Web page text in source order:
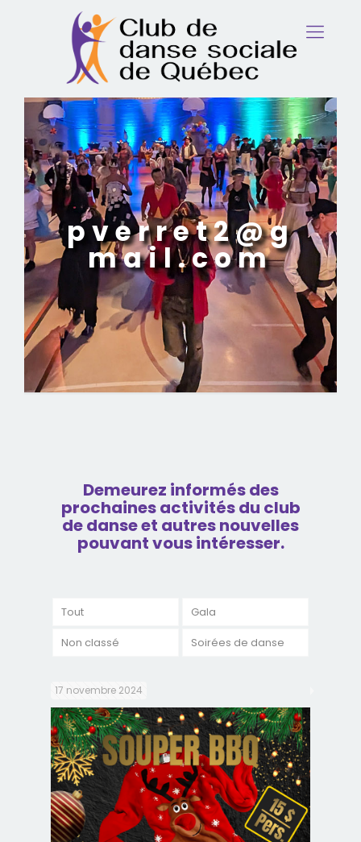
pverret2@g
mail.com
Demeurez informés des
prochaines activités du club
de danse et autres nouvelles
pouvant vous intéresser.
Tout Gala
Non classé Soirées de danse
17 novembre 2024